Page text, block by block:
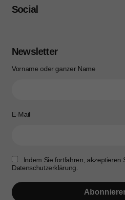
Social
Newsletter
Vorname oder ganzer Name
E-Mail
Indem Sie fortfahren, akzeptieren
Datenschutzerklärung.